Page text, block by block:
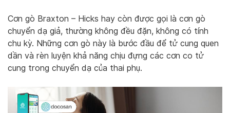
Cơn gò Braxton – Hicks hay còn được gọi là cơn gò
chuyển dạ giả, thường không đều đặn, không có tính
chu kỳ. Những cơn gò này là bước đầu để tử cung quen
dần và rèn luyện khả năng chịu đựng các cơn co tử
cung trong chuyển dạ của thai phụ.